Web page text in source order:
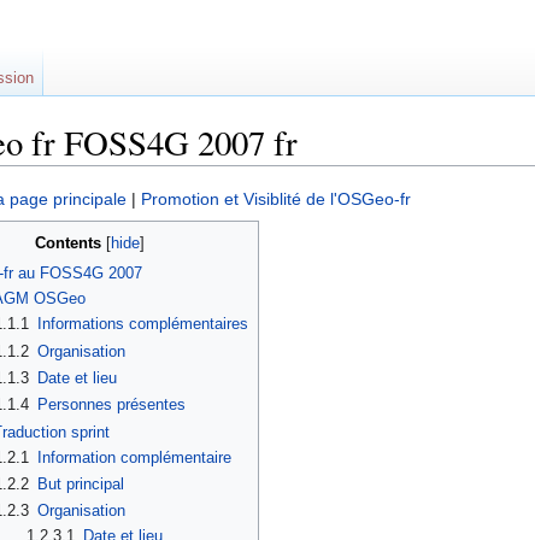
fr FOSS4G 2007 fr
page principale | Promotion et Visiblité de l'OSGeo-fr
Contents
fr au FOSS4G 2007
OSGeo
Informations complémentaires
Organisation
Date et lieu
Personnes présentes
sprint
Information complémentaire
But principal
Organisation
1.2.3.1
Date et lieu